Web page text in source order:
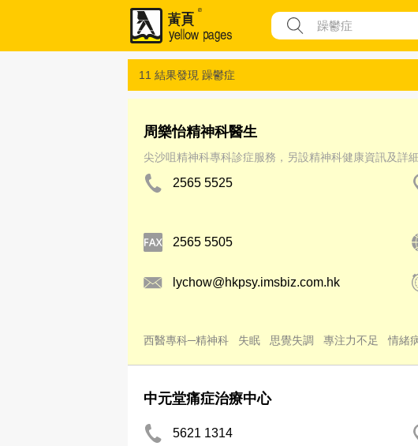
11 結果發現 躁鬱症
周樂怡精神科醫生
尖沙咀精神科專科診症服務，另設精神科健康資訊及詳
2565 5525
2565 5505
lychow@hkpsy.imsbiz.com.hk
西醫專科─精神科 失眠 思覺失調 專注力不足 情緒
中元堂痛症治療中心
5621 1314